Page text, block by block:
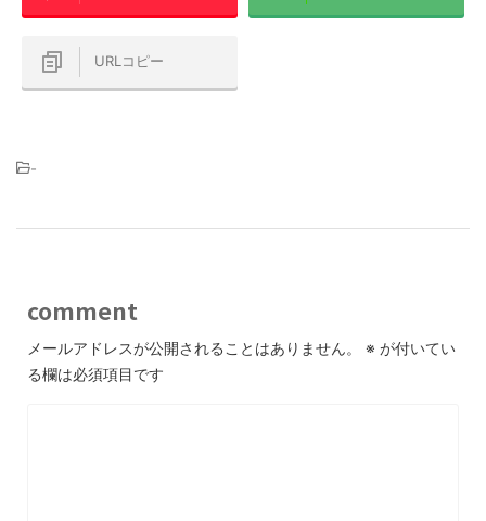
URLコピー
-
comment
メールアドレスが公開されることはありません。 ※ が付いてい
る欄は必須項目です